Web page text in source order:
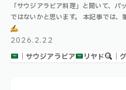
「サウジアラビア料理」と聞いて、
ではないかと思います。 本記事では
おすすめも聞いた上で、サウジアラビ
…
2026.2.22
｜サウジアラビア
リヤド ｜